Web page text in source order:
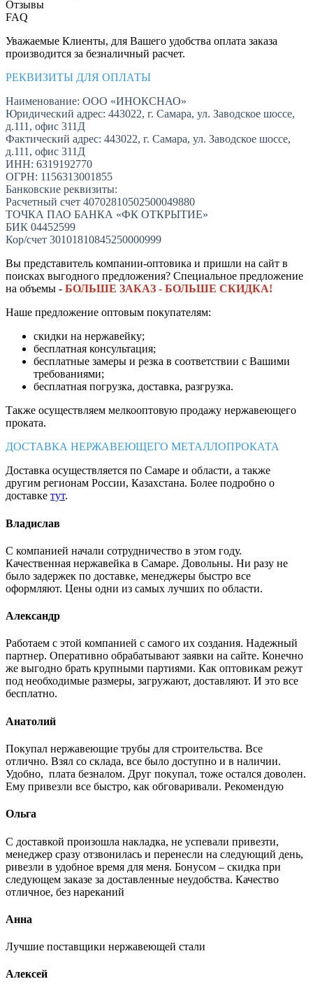
Отзывы
FAQ
Уважаемые Клиенты, для Вашего удобства оплата заказа
производится за безналичный расчет.
РЕКВИЗИТЫ ДЛЯ ОПЛАТЫ
Наименование: ООО «ИНОКСНАО»
Юридический адрес: 443022, г. Самара, ул. Заводское шоссе,
д.111, офис 311Д
Фактический адрес: 443022, г. Самара, ул. Заводское шоссе,
д.111, офис 311Д
ИНН: 6319192770
ОГРН: 1156313001855
Банковские реквизиты:
Расчетный счет 40702810502500049880
ТОЧКА ПАО БАНКА «ФК ОТКРЫТИЕ»
БИК 04452599
Кор/счет 30101810845250000999
Вы представитель компании-оптовика и пришли на сайт в
поисках выгодного предложения? Специальное предложение
на объемы - БОЛЬШЕ ЗАКАЗ - БОЛЬШЕ СКИДКА!
Наше предложение оптовым покупателям:
скидки на нержавейку;
бесплатная консультация;
бесплатные замеры и резка в соответствии с Вашими
требованиями;
бесплатная погрузка, доставка, разгрузка.
Также осуществляем мелкооптовую продажу нержавеющего
проката.
ДОСТАВКА НЕРЖАВЕЮЩЕГО МЕТАЛЛОПРОКАТА
Доставка осуществляется по Самаре и области, а также
другим регионам России, Казахстана. Более подробно о
доставке тут.
Владислав
С компанией начали сотрудничество в этом году.
Качественная нержавейка в Самаре. Довольны. Ни разу не
было задержек по доставке, менеджеры быстро все
оформляют. Цены одни из самых лучших по области.
Александр
Работаем с этой компанией с самого их создания. Надежный
партнер. Оперативно обрабатывают заявки на сайте. Конечно
же выгодно брать крупными партиями. Как оптовикам режут
под необходимые размеры, загружают, доставляют. И это все
бесплатно.
Анатолий
Покупал нержавеющие трубы для строительства. Все
отлично. Взял со склада, все было доступно и в наличии.
Удобно, плата безналом. Друг покупал, тоже остался доволен.
Ему привезли все быстро, как обговаривали. Рекомендую
Ольга
С доставкой произошла накладка, не успевали привезти,
менеджер сразу отзвонилась и перенесли на следующий день,
ривезли в удобное время для меня. Бонусом – скидка при
следующем заказе за доставленные неудобства. Качество
отличное, без нареканий
Анна
Лучшие поставщики нержавеющей стали
Алексей